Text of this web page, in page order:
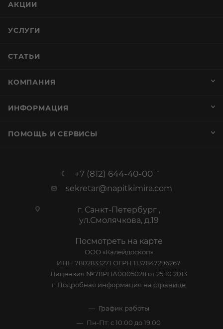
АКЦИИ
УСЛУГИ
СТАТЬИ
КОМПАНИЯ
ИНФОРМАЦИЯ
ПОМОЩЬ И СЕРВИСЫ
+7 (812) 644-40-00
sekretar@napitkimira.com
г. Санкт-Петербург ,
ул.Смолячкова, д.19
Посмотреть на карте
ООО «Калейдоскоп»
ИНН 7802833271 ОГРН 1137847296267
Лицензия №78РПА0005028 от 25.10.2013
г. Подробная информация на странице
График работы
Пн-Пт: с 10:00 до 19:00